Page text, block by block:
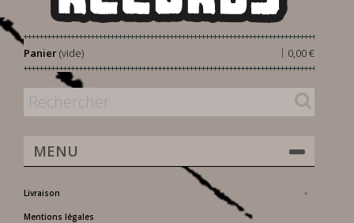
Panier 0,00 €
|
(vide)
MENU
Livraison
Mentions légales